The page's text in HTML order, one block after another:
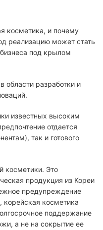
косметика, и почему
реализацию может стать
под крылом
области разработки и
известных высоким
отдается
так и готового
косметики. Это
продукция из Кореи
предупреждение
косметика
поддержание
а не на сокрытие ее